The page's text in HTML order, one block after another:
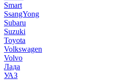
Smart
SsangYong
Subaru
Suzuki
Toyota
Volkswagen
Volvo
Лада
УАЗ